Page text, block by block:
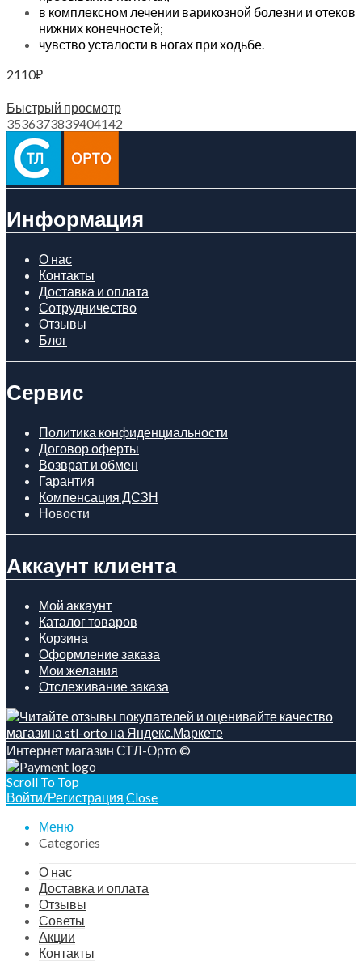
в комплексном лечении варикозной болезни и отеков
нижних конечностей;
чувство усталости в ногах при ходьбе.
2110₽
Быстрый просмотр
3536373839404142
Информация
О нас
Контакты
Доставка и оплата
Сотрудничество
Отзывы
Блог
Сервис
Политика конфиденциальности
Договор оферты
Возврат и обмен
Гарантия
Компенсация ДСЗН
Новости
Аккаунт клиента
Мой аккаунт
Каталог товаров
Корзина
Оформление заказа
Мои желания
Отслеживание заказа
Интернет магазин СТЛ-Орто ©
Scroll To Top
Войти/Регистрация Close
Меню
Categories
О нас
Доставка и оплата
Отзывы
Советы
Акции
Контакты